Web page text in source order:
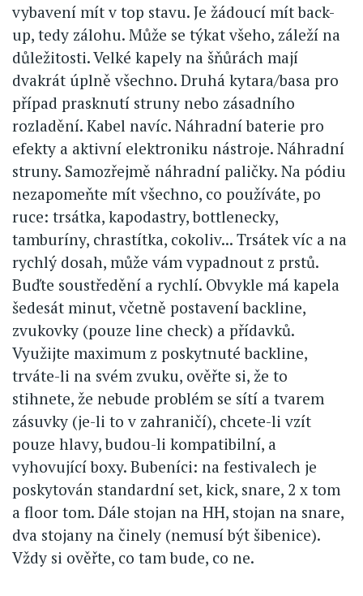
vybavení mít v top stavu. Je žádoucí mít back-
up, tedy zálohu. Může se týkat všeho, záleží na
důležitosti. Velké kapely na šňůrách mají
dvakrát úplně všechno. Druhá kytara/basa pro
případ prasknutí struny nebo zásadního
rozladění. Kabel navíc. Náhradní baterie pro
efekty a aktivní elektroniku nástroje. Náhradní
struny. Samozřejmě náhradní paličky. Na pódiu
nezapomeňte mít všechno, co používáte, po
ruce: trsátka, kapodastry, bottlenecky,
tamburíny, chrastítka, cokoliv... Trsátek víc a na
rychlý dosah, může vám vypadnout z prstů.
Buďte soustředění a rychlí. Obvykle má kapela
šedesát minut, včetně postavení backline,
zvukovky (pouze line check) a přídavků.
Využijte maximum z poskytnuté backline,
trváte-li na svém zvuku, ověřte si, že to
stihnete, že nebude problém se sítí a tvarem
zásuvky (je-li to v zahraničí), chcete-li vzít
pouze hlavy, budou-li kompatibilní, a
vyhovující boxy. Bubeníci: na festivalech je
poskytován standardní set, kick, snare, 2 x tom
a floor tom. Dále stojan na HH, stojan na snare,
dva stojany na činely (nemusí být šibenice).
Vždy si ověřte, co tam bude, co ne.